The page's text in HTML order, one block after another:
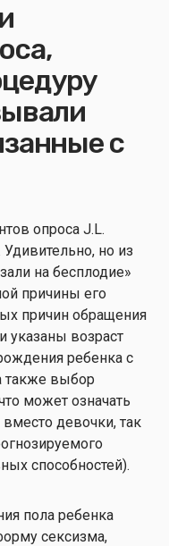
с
опроса J.L.
но из
на бесплодие»
причины его
причин обращения
указаны возраст
ребенка с
также выбор
может означать
девочки, так
способностей).
пола ребенка
сексизма,